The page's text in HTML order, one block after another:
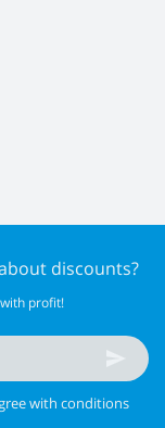
discounts?
profit!
with conditions